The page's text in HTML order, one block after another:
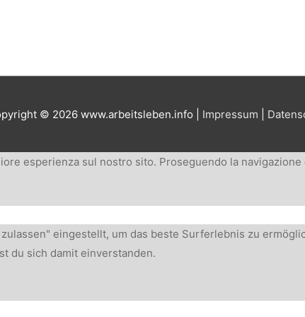
© 2026 www.arbeitsleben.info Impressum
esperienza sul nostro sito. Proseguendo la
eingestellt, um das beste Surferlebnis zu
du sich damit einverstanden.